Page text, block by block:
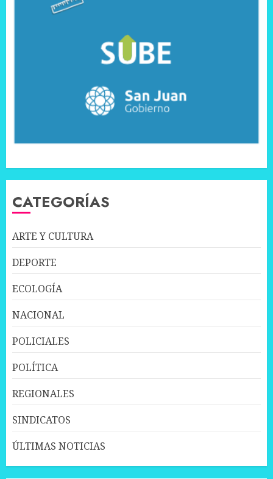
CATEGORÍAS
ARTE Y CULTURA
DEPORTE
ECOLOGÍA
NACIONAL
POLICIALES
POLÍTICA
REGIONALES
SINDICATOS
ÚLTIMAS NOTICIAS